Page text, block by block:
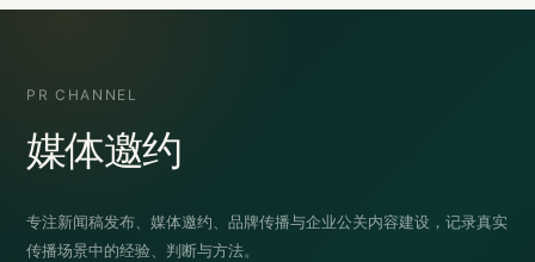
PR CHANNEL
媒体邀约
专注新闻稿发布、媒体邀约、品牌传播与企业公关内容建设，记录真实
传播场景中的经验、判断与方法。